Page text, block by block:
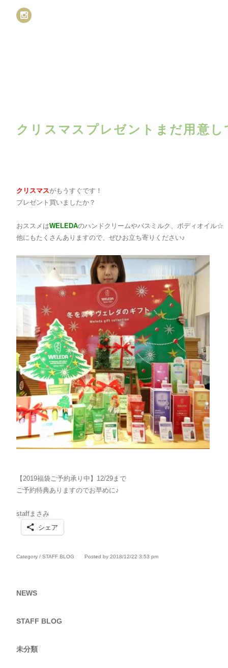
クリスマスプレゼントまだ用意
クリスマスがもうすぐです！
プレゼント買いましたか？
おススメはWELEDAのハンドクリームやバスミルク、ボディオイル☆
他にもたくさんありますので、ぜひお立ち寄りください♪
【2019福袋ご予約承り中】12/29まで
ご予約特典ありますのでお早めに♪
staffまさみ
シェア
Category / STAFF BLOG Posted by 2018/12/22 3:53 pm
NEWS
STAFF BLOG
未分類